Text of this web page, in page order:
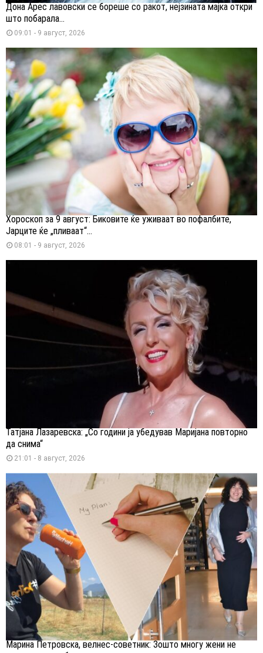
Дона Арес лавовски се бореше со ракот, нејзината мајка откри
што побарала...
09:01 - 9 август, 2026
Хороскоп за 9 август: Биковите ќе уживаат во пофалбите,
Јарците ќе „пливаат“...
08:01 - 9 август, 2026
Татјана Лазаревска: „Со години ја убедував Маријана повторно
да снима“
21:01 - 8 август, 2026
Марина Петровска, велнес-советник: Зошто многу жени не